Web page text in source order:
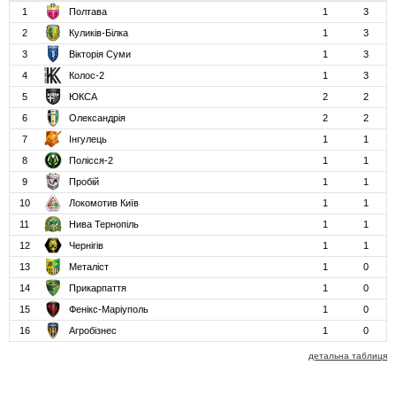
1 Полтава 1
3
2
Куликів-Білка 1
3
3
Вікторія Суми 1
3
4
Колос-2 1
3
5
ЮКСА 2
2
6
Олександрія 2
2
7
Інгулець 1
1
8
Полісся-2 1
1
9
Пробій 1
1
10
Локомотив Київ 1
1
11
Нива Тернопіль 1
1
12
Чернігів 1
1
13
Металіст 1
0
14
Прикарпаття 1
0
15
Фенікс-Маріуполь 1
0
16
Агробізнес 1 0
детальна таблиця